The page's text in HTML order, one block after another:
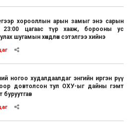
хорооллын арын замыг энэ сарын
цагаас түр хааж, борооны ус
шугамын хөндлөн сэтэлгээ хийнэ
ногоо худалдаалдаг энгийн иргэн рүү
довтолсон тул ОХУ-ыг дайны гэмт
буруутгав